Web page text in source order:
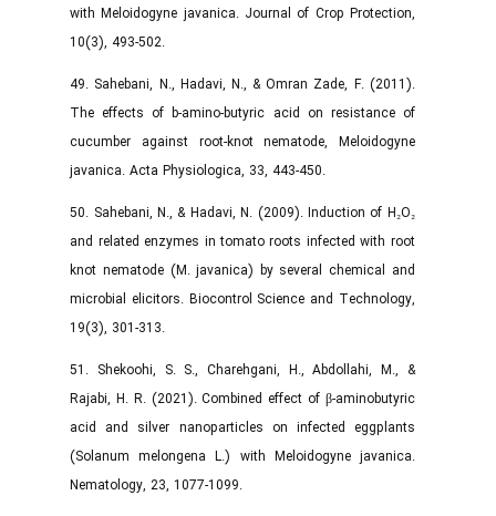
with Meloidogyne javanica. Journal of Crop Protection,
10(3), 493-502.
49. Sahebani, N., Hadavi, N., & Omran Zade, F. (2011).
The effects of b-amino-butyric acid on resistance of
cucumber against root-knot nematode, Meloidogyne
javanica. Acta Physiologica, 33, 443-450.
50. Sahebani, N., & Hadavi, N. (2009). Induction of H₂O₂
and related enzymes in tomato roots infected with root
knot nematode (M. javanica) by several chemical and
microbial elicitors. Biocontrol Science and Technology,
19(3), 301-313.
51. Shekoohi, S. S., Charehgani, H., Abdollahi, M., &
Rajabi, H. R. (2021). Combined effect of β-aminobutyric
acid and silver nanoparticles on infected eggplants
(Solanum melongena L.) with Meloidogyne javanica.
Nematology, 23, 1077-1099.